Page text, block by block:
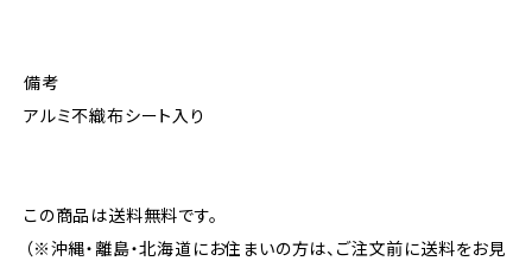
備考
アルミ不織布シート入り
この商品は送料無料です。
（※沖縄・離島・北海道にお住まいの方は、ご注文前に送料をお見